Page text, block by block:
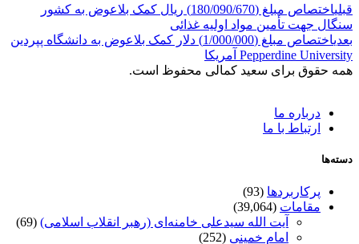
قبلی
اختصاص مبلغ (180/090/670) ریال کمک بلاعوض به کشور
سنگال جهت تأمین مواد اولیه غذائی
بعدی
اختصاص مبلغ (1/000/000) دلار کمک بلاعوض به دانشگاه پپردین
Pepperdine University آمریکا
همه حقوق برای سعید کمالی محفوظ است.
درباره ما
ارتباط با ما
دسته‌ها
پرکاربردها (93)
مقامات (39,064)
آیت الله سیدعلی خامنه‌ای (رهبر انقلاب اسلامی) (69)
امام خمینی (252)